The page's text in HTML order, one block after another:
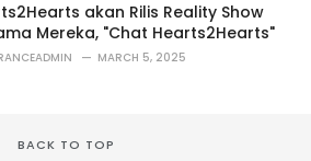
akan Rilis Reality Show
Mereka, "Chat Hearts2Hearts"
MARCH 5, 2025
BACK TO TOP